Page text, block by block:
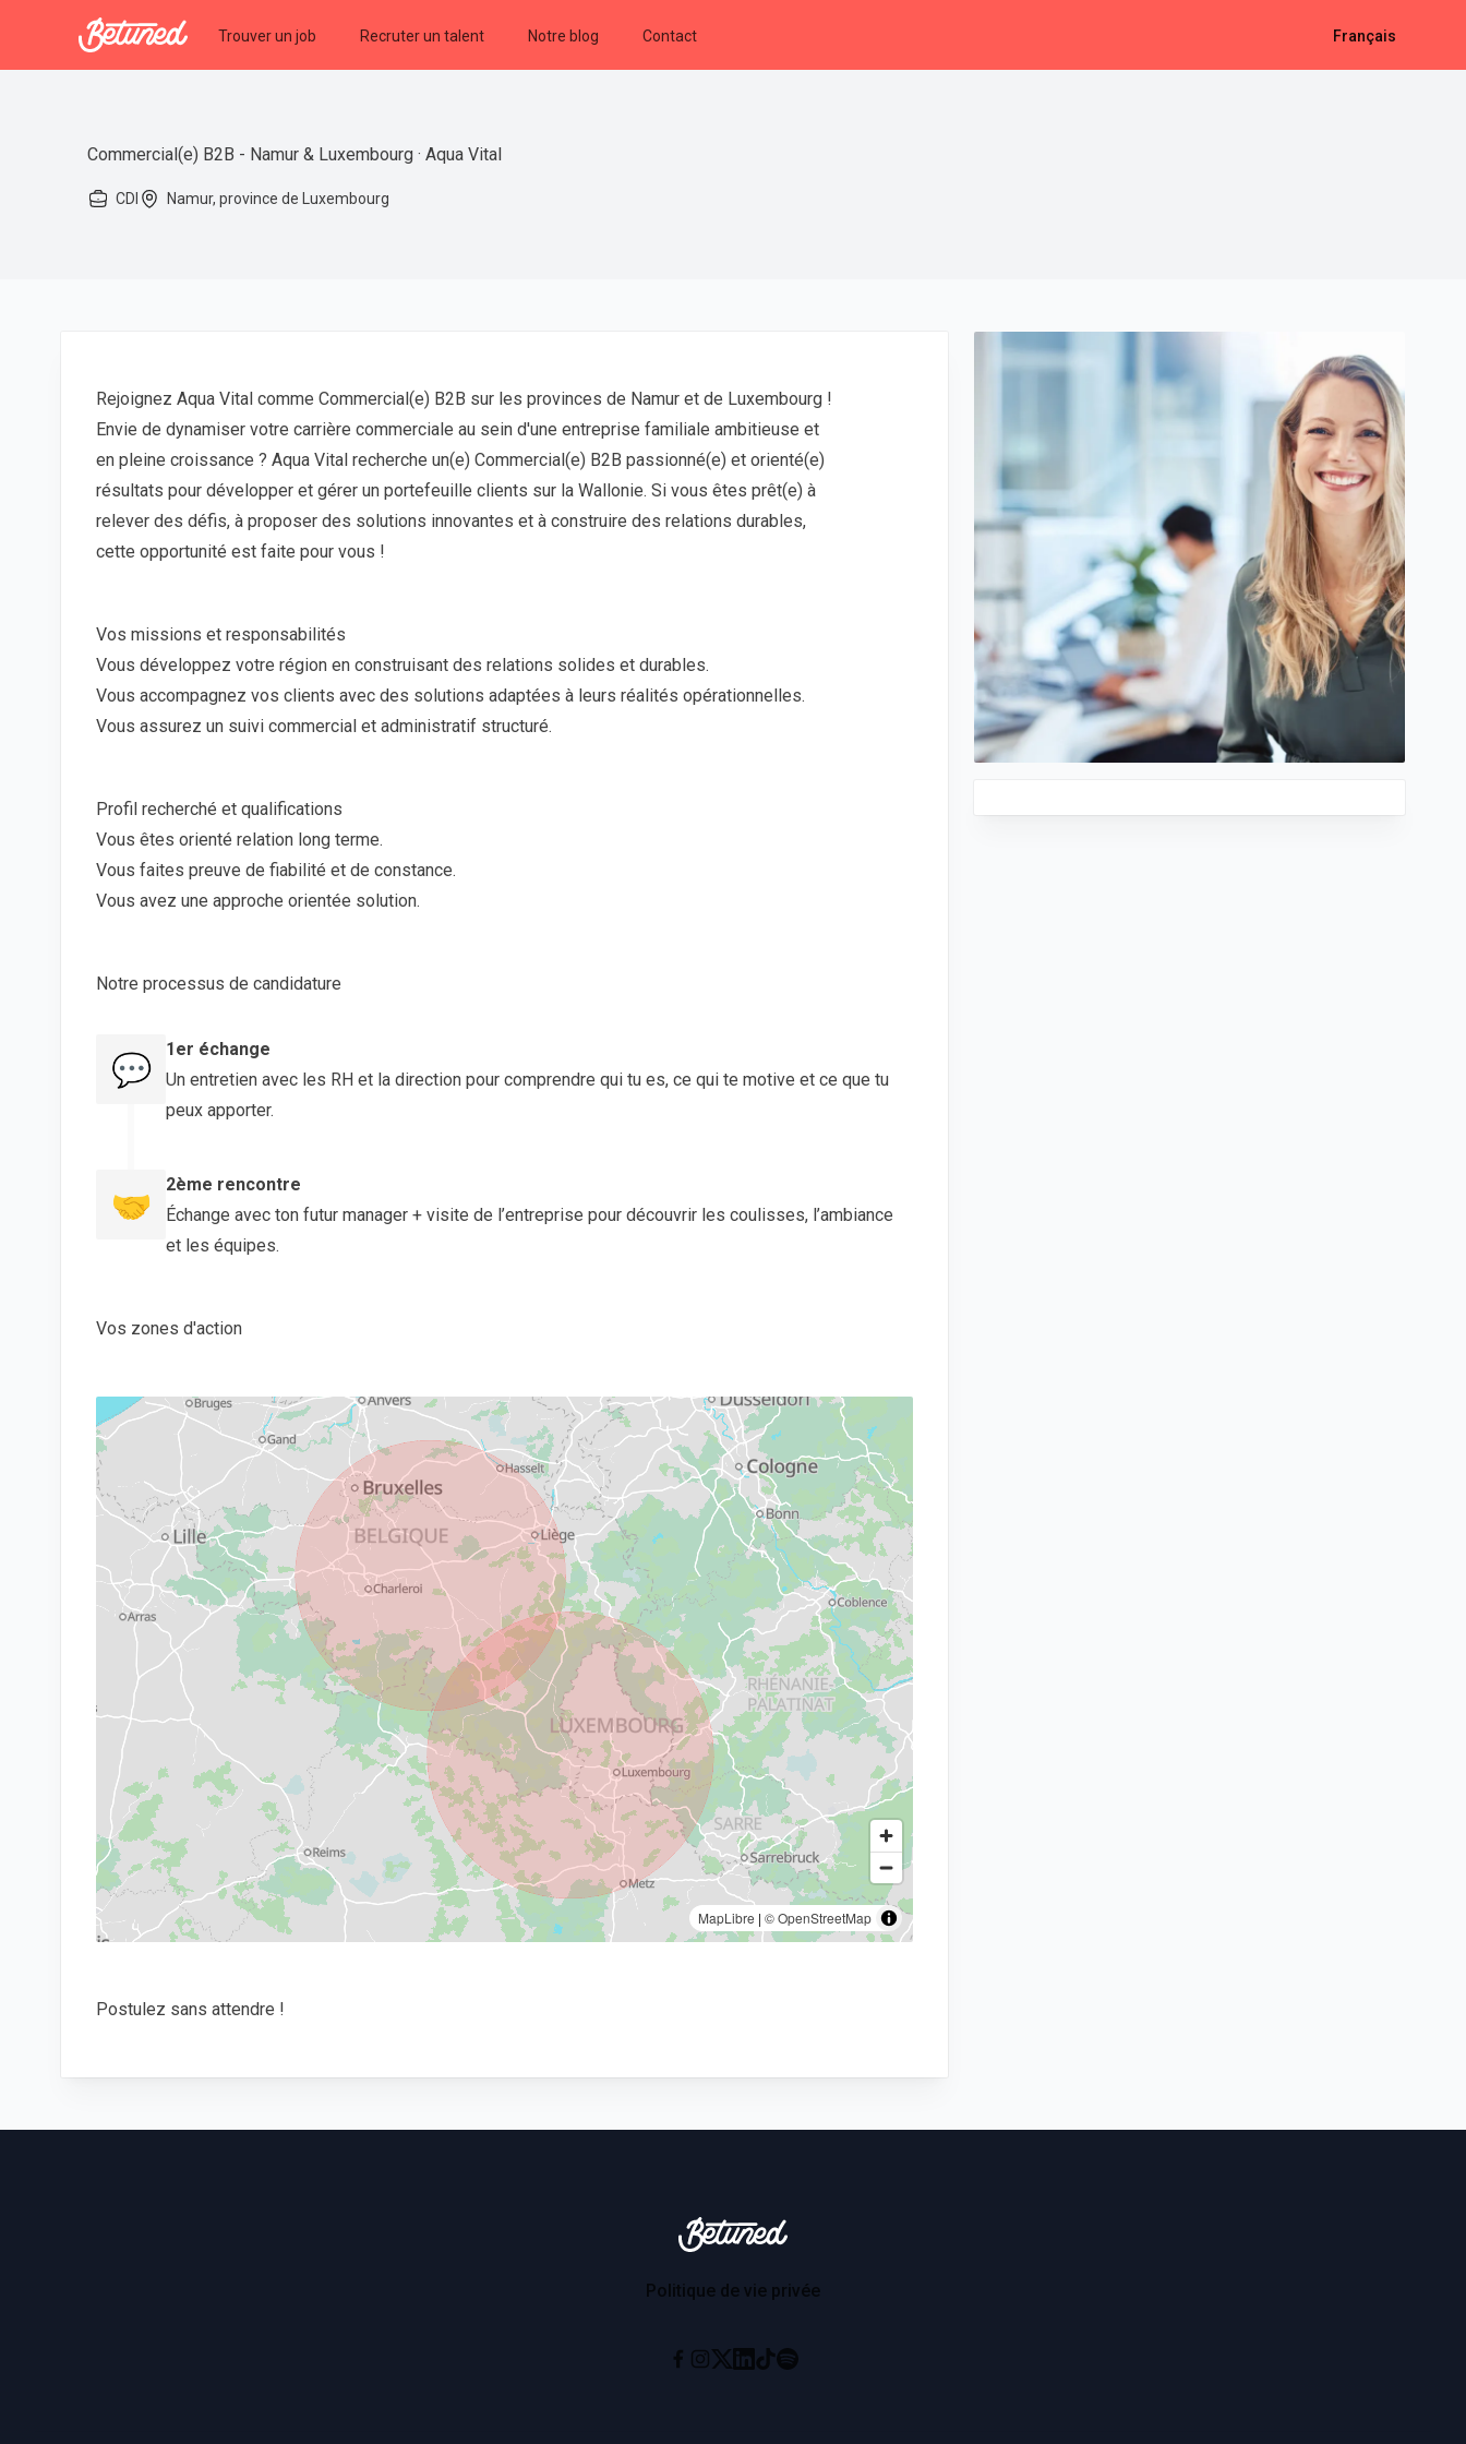
Betuned Trouver un job Recruter un talent Notre blog Contact Français
Commercial(e) B2B - Namur & Luxembourg · Aqua Vital
CDI Namur, province de Luxembourg
Rejoignez Aqua Vital comme Commercial(e) B2B sur les provinces de Namur et de Luxembourg !
Envie de dynamiser votre carrière commerciale au sein d'une entreprise familiale ambitieuse et
en pleine croissance ? Aqua Vital recherche un(e) Commercial(e) B2B passionné(e) et orienté(e)
résultats pour développer et gérer un portefeuille clients sur la Wallonie. Si vous êtes prêt(e) à
relever des défis, à proposer des solutions innovantes et à construire des relations durables,
cette opportunité est faite pour vous !
Vos missions et responsabilités
Vous développez votre région en construisant des relations solides et durables.
Vous accompagnez vos clients avec des solutions adaptées à leurs réalités opérationnelles.
Vous assurez un suivi commercial et administratif structuré.
Profil recherché et qualifications
Vous êtes orienté relation long terme.
Vous faites preuve de fiabilité et de constance.
Vous avez une approche orientée solution.
Notre processus de candidature
💬
1er échange
Un entretien avec les RH et la direction pour comprendre qui tu es, ce qui te motive et ce que tu
peux apporter.
🤝
2ème rencontre
Échange avec ton futur manager + visite de l’entreprise pour découvrir les coulisses, l’ambiance
et les équipes.
Vos zones d'action
MapLibre |© OpenStreetMap
Postulez sans attendre !
Betuned
Politique de vie privée
Instagram
X Linkedin
TiktokSpotify